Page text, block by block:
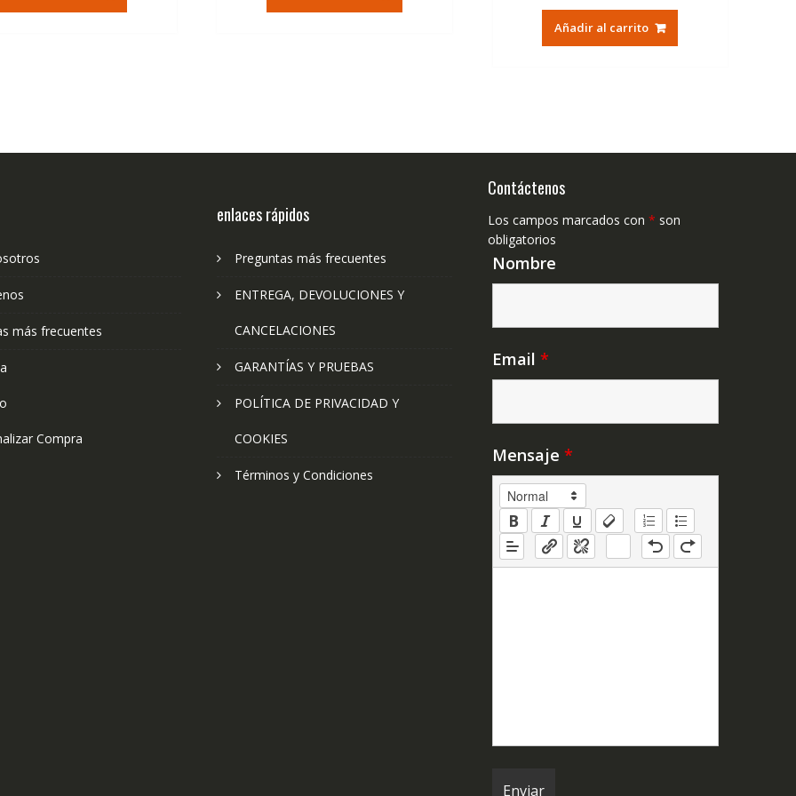
era:
es:
era:
es:
original
era:
actual
es:
Añadir al carrito
más frecuentes
Compra
enlaces rápidos
Preguntas más frecuentes
ENTREGA, DEVOLUCIONES Y
CANCELACIONES
GARANTÍAS Y PRUEBAS
POLÍTICA DE PRIVACIDAD Y
COOKIES
Términos y Condiciones
Contáctenos
Los campos marcados con * son
obligatorios
Nombre
Email *
Mensaje *